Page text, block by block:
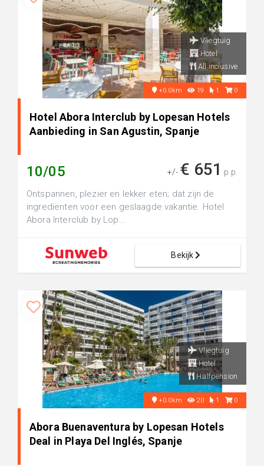
Vliegtuig
Hotel
All inclusive
+0.0km 19 1 0
Hotel Abora Interclub by Lopesan Hotels
Aanbieding in San Agustin, Spanje
10/05 +/- € 651 p.p.
Ontspannen, plezier en lekker eten; dat zijn de
ingrediënten voor een geslaagde vakantie. Hotel
Abora Interclub by Lop...
Bekijk
Vliegtuig
Hotel
Halfpension
+0.0km 20 1 0
Abora Buenaventura by Lopesan Hotels
Deal in Playa Del Inglés, Spanje